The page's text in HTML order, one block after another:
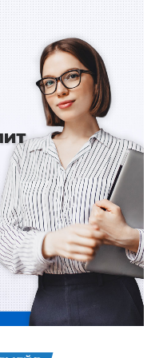
освіти та
практики» на суму
обладнання та
на горі Піп Іван
університету імені
область,
присілок
створення
освітньої та
здобувачами освіти
рівні освітніх та
позиції Верховного
пов’язаних
Всі нормативні
корисні